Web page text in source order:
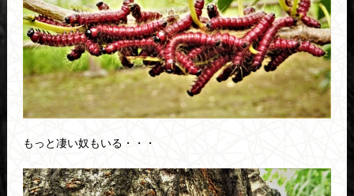
もっと凄い奴もいる・・・